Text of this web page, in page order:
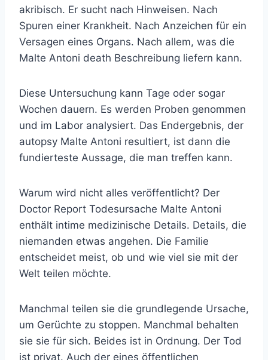
akribisch. Er sucht nach Hinweisen. Nach
Spuren einer Krankheit. Nach Anzeichen für ein
Versagen eines Organs. Nach allem, was die
Malte Antoni death Beschreibung liefern kann.
Diese Untersuchung kann Tage oder sogar
Wochen dauern. Es werden Proben genommen
und im Labor analysiert. Das Endergebnis, der
autopsy Malte Antoni resultiert, ist dann die
fundierteste Aussage, die man treffen kann.
Warum wird nicht alles veröffentlicht? Der
Doctor Report Todesursache Malte Antoni
enthält intime medizinische Details. Details, die
niemanden etwas angehen. Die Familie
entscheidet meist, ob und wie viel sie mit der
Welt teilen möchte.
Manchmal teilen sie die grundlegende Ursache,
um Gerüchte zu stoppen. Manchmal behalten
sie sie für sich. Beides ist in Ordnung. Der Tod
ist privat. Auch der eines öffentlichen